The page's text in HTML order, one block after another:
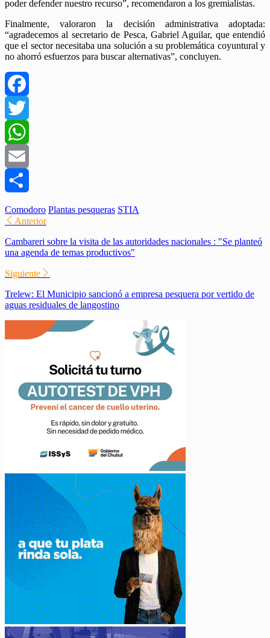
poder defender nuestro recurso”, recomendaron a los gremialistas.
Finalmente, valoraron la decisión administrativa adoptada:
“agradecemos al secretario de Pesca, Gabriel Aguilar, que entendió
que el sector necesitaba una solución a su problemática coyuntural y
no ahorró esfuerzos para buscar alternativas”, concluyen.
Facebook
Twitter
WhatsApp
Email
Compartir
Comodoro Plantas pesqueras STIA
Anterior
Cambareri sobre la visita de las autoridades nacionales : "Se planteó
una agenda de temas productivos"
Siguiente
Trelew: El Municipio sancionó a empresa pesquera por vertido de
aguas residuales de langostino